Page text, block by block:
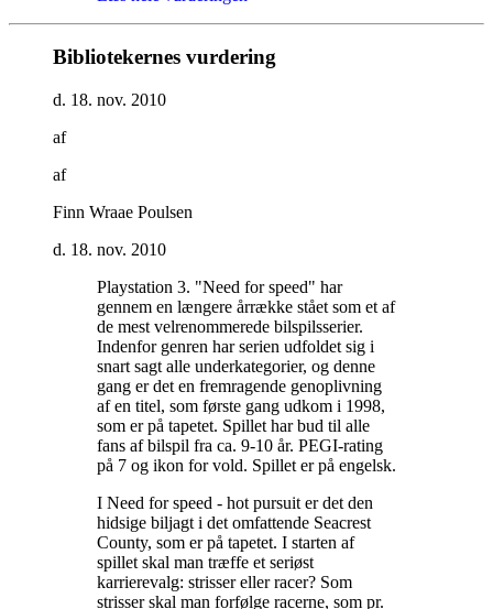
Bibliotekernes vurdering
d. 18. nov. 2010
af
af
Finn Wraae Poulsen
d. 18. nov. 2010
Playstation 3. "Need for speed" har
gennem en længere årrække stået som et af
de mest velrenommerede bilspilsserier.
Indenfor genren har serien udfoldet sig i
snart sagt alle underkategorier, og denne
gang er det en fremragende genoplivning
af en titel, som første gang udkom i 1998,
som er på tapetet. Spillet har bud til alle
fans af bilspil fra ca. 9-10 år. PEGI-rating
på 7 og ikon for vold. Spillet er på engelsk.
I Need for speed - hot pursuit er det den
hidsige biljagt i det omfattende Seacrest
County, som er på tapetet. I starten af
spillet skal man træffe et seriøst
karrierevalg: strisser eller racer? Som
strisser skal man forfølge racerne, som pr.